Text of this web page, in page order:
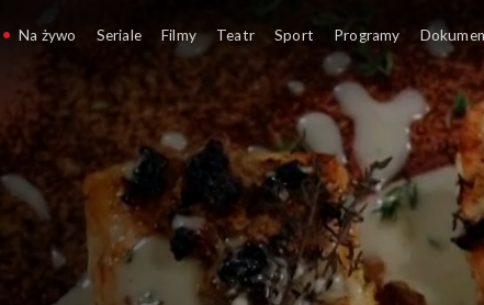
Na żywo Seriale Filmy Teatr Sport Programy